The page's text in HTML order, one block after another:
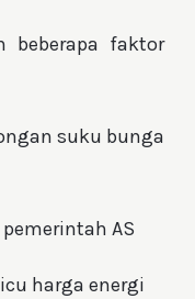
beberapa faktor
suku bunga
AS
harga energi